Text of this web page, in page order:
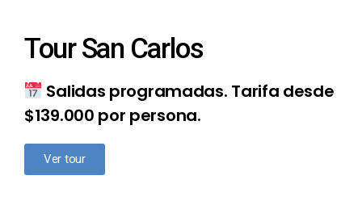
Tour San Carlos
Salidas programadas. Tarifa desde
$139.000 por persona.
Ver tour